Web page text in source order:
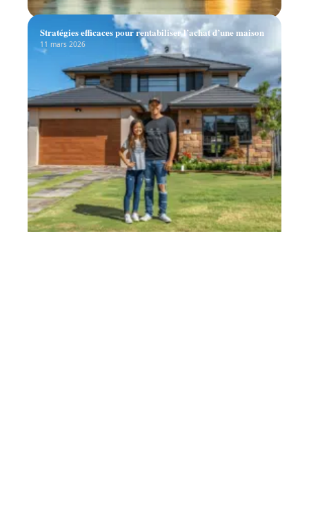
Stratégies efficaces pour rentabiliser l’achat d’une maison
11 mars 2026